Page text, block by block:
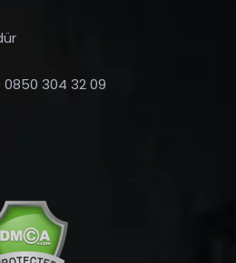
0850 304 32 09